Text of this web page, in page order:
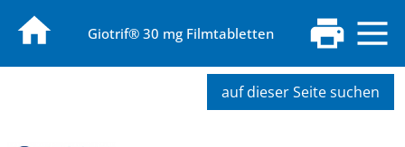
Giotrif® 30 mg Filmtabletten
auf dieser Seite suchen